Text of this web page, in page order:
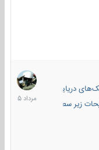
دریایی
زیر سطحی
2
مرداد
1405